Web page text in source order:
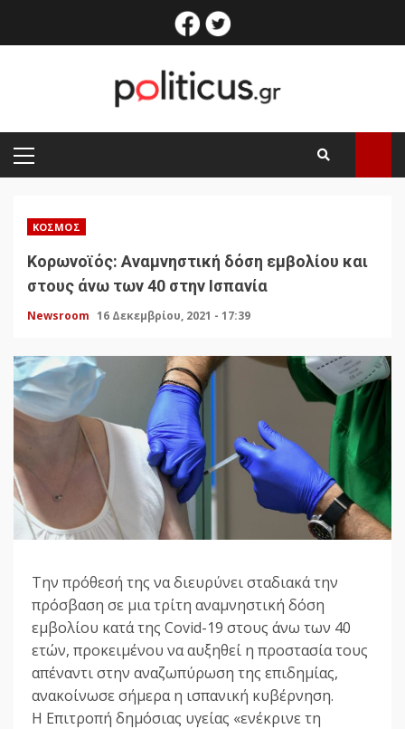
facebook
PRIMARY
MENU
ΚΌΣΜΟΣ
Κορωνοϊός: Αναμνηστική δόση εμβολίου και
στους άνω των 40 στην Ισπανία
Newsroom 16 Δεκεμβρίου, 2021 - 17:39
Την πρόθεσή της να διευρύνει σταδιακά την
πρόσβαση σε μια τρίτη αναμνηστική δόση
εμβολίου κατά της Covid-19 στους άνω των 40
ετών, προκειμένου να αυξηθεί η προστασία τους
απέναντι στην αναζωπύρωση της επιδημίας,
ανακοίνωσε σήμερα η ισπανική κυβέρνηση.
Η Επιτροπή δημόσιας υγείας «ενέκρινε τη